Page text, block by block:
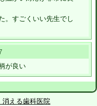
。すごくいい先生でし
が良い
える歯科医院